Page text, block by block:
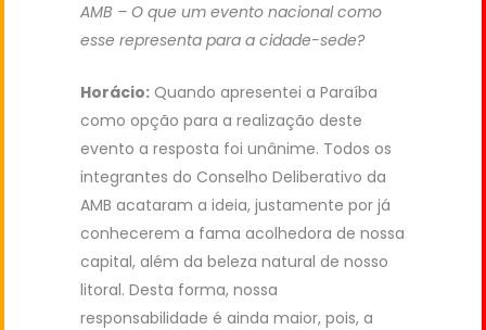
AMB – O que um evento nacional como
esse representa para a cidade-sede?
Horácio: Quando apresentei a Paraíba
como opção para a realização deste
evento a resposta foi unânime. Todos os
integrantes do Conselho Deliberativo da
AMB acataram a ideia, justamente por já
conhecerem a fama acolhedora de nossa
capital, além da beleza natural de nosso
litoral. Desta forma, nossa
responsabilidade é ainda maior, pois, a